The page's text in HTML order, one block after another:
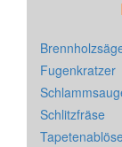
Fugenkratzer
Schlitzfräse